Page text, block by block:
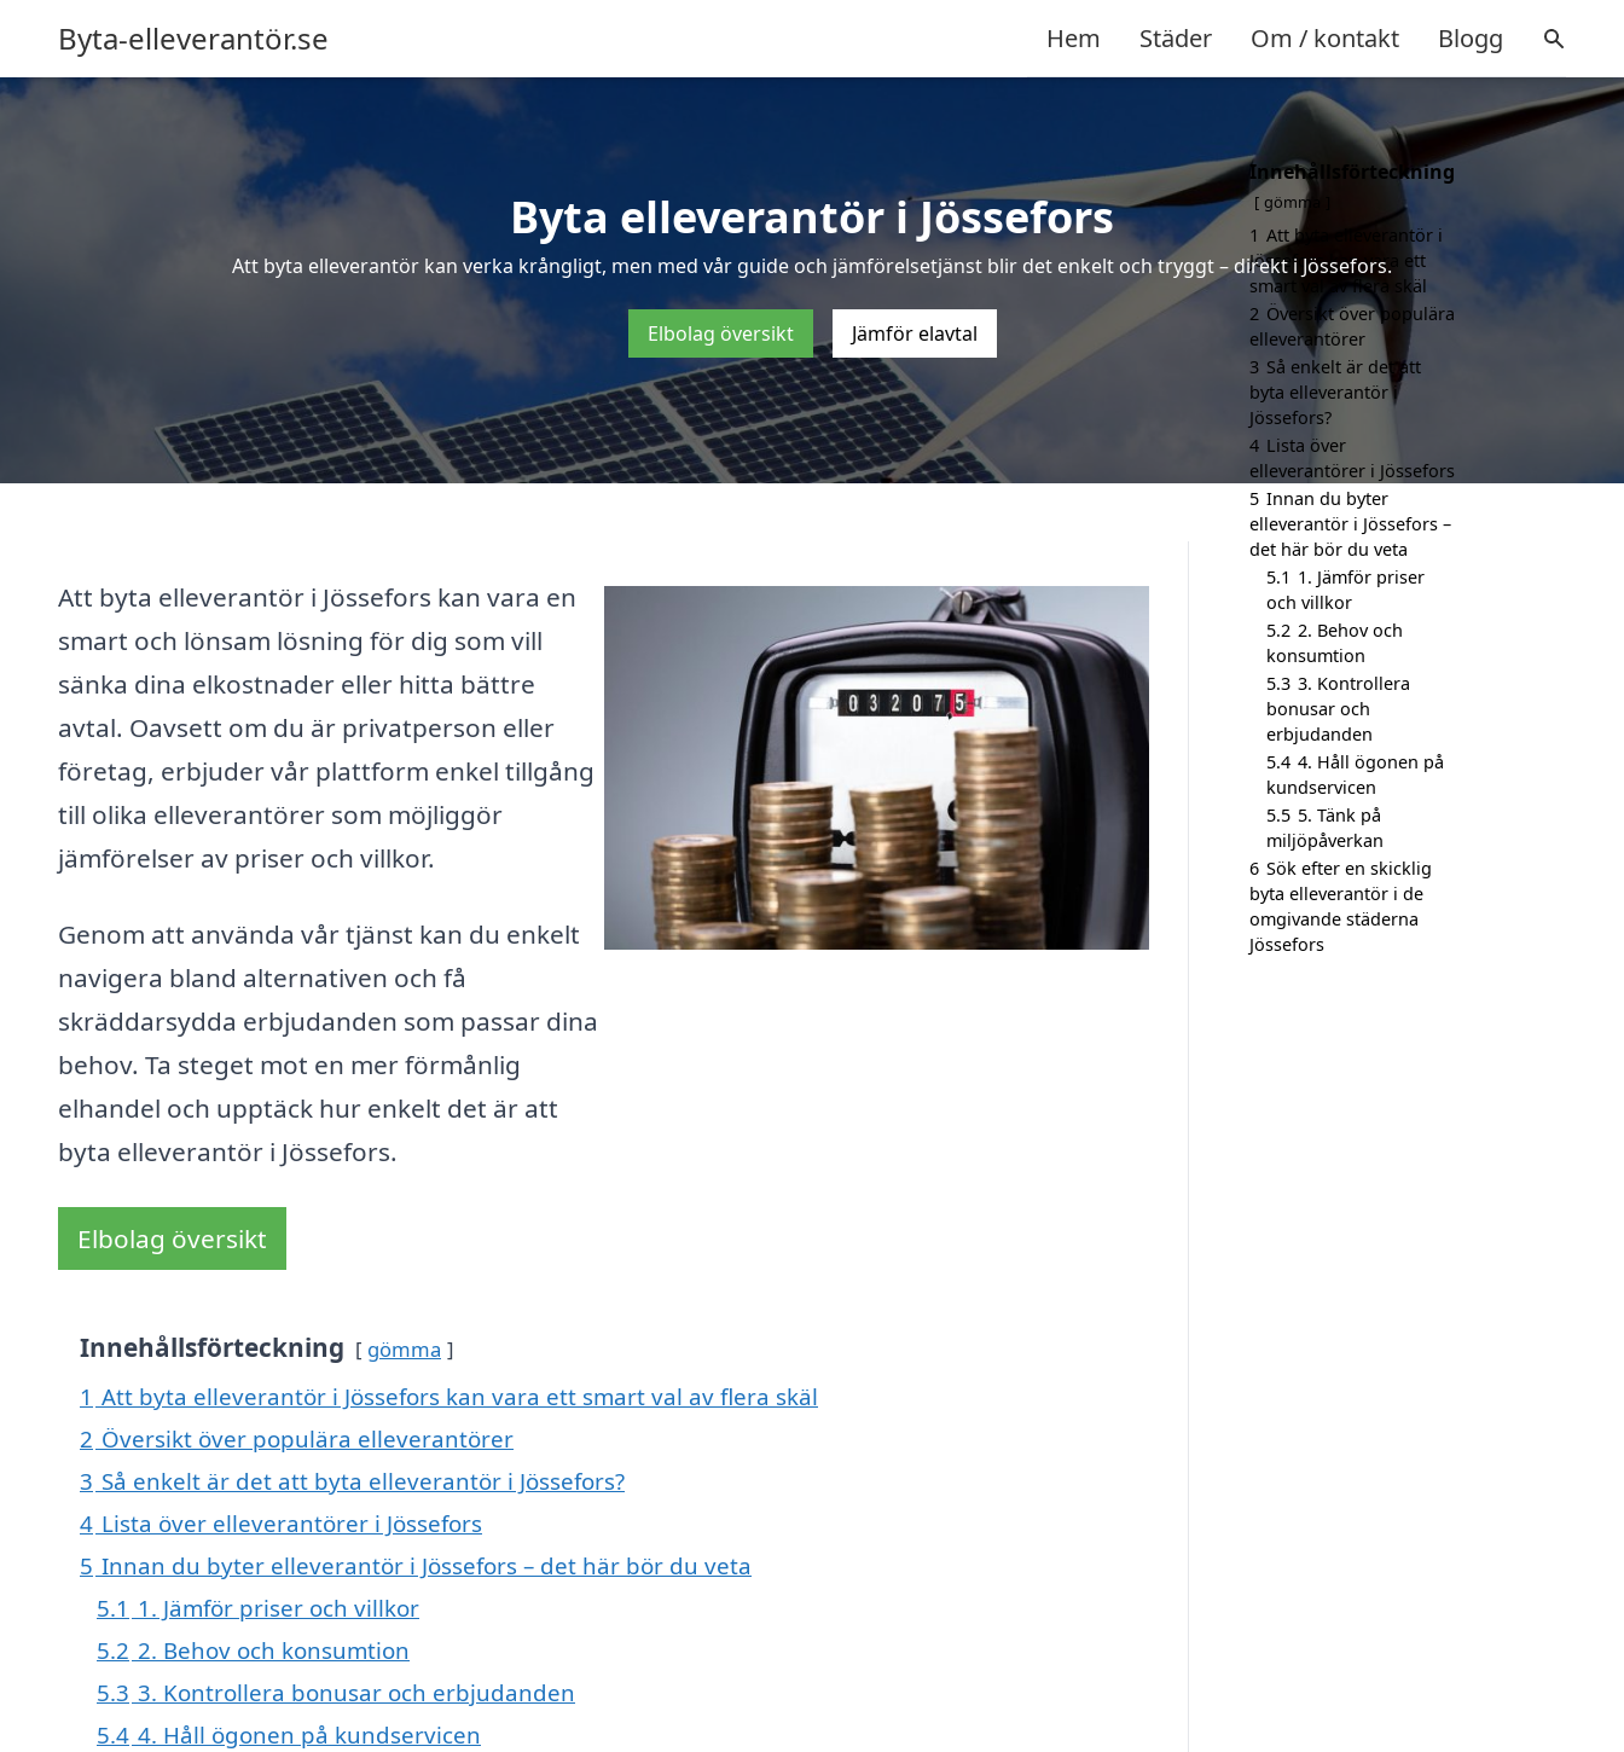
Byta-elleverantör.se Hem Städer Om / kontakt Blogg
Byta elleverantör i Jössefors
Att byta elleverantör kan verka krångligt, men med vår guide och jämförelsetjänst blir det enkelt och tryggt – direkt i Jössefors.
Elbolag översikt Jämför elavtal
Att byta elleverantör i Jössefors kan vara en
smart och lönsam lösning för dig som vill
sänka dina elkostnader eller hitta bättre
avtal. Oavsett om du är privatperson eller
företag, erbjuder vår plattform enkel tillgång
till olika elleverantörer som möjliggör
jämförelser av priser och villkor.
Genom att använda vår tjänst kan du enkelt
navigera bland alternativen och få
skräddarsydda erbjudanden som passar dina
behov. Ta steget mot en mer förmånlig
elhandel och upptäck hur enkelt det är att
byta elleverantör i Jössefors.
Elbolag översikt
Innehållsförteckning gömma
1 Att byta elleverantör i Jössefors kan vara ett smart val av flera skäl
2 Översikt över populära elleverantörer
3 Så enkelt är det att byta elleverantör i Jössefors?
4 Lista över elleverantörer i Jössefors
5 Innan du byter elleverantör i Jössefors – det här bör du veta
5.1 1. Jämför priser och villkor
5.2 2. Behov och konsumtion
5.3 3. Kontrollera bonusar och erbjudanden
5.4 4. Håll ögonen på kundservicen
Innehållsförteckning
gömma
1 Att byta elleverantör i
Jössefors kan vara ett
smart val av flera skäl
2 Översikt över populära
elleverantörer
3 Så enkelt är det att
byta elleverantör i
Jössefors?
4 Lista över
elleverantörer i Jössefors
5 Innan du byter
elleverantör i Jössefors –
det här bör du veta
5.1 1. Jämför priser
och villkor
5.2 2. Behov och
konsumtion
5.3 3. Kontrollera
bonusar och
erbjudanden
5.4 4. Håll ögonen på
kundservicen
5.5 5. Tänk på
miljöpåverkan
6 Sök efter en skicklig
byta elleverantör i de
omgivande städerna
Jössefors